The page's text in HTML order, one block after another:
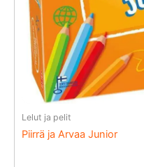
Lelut ja pelit
Piirrä ja Arvaa Junior